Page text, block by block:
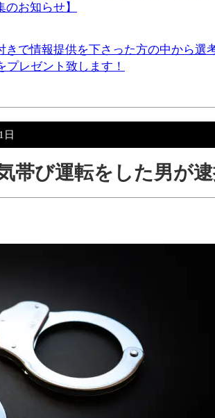
お知らせ】
きで情報提供を下さった方の中から選
プレゼント致します！
日
帯び運転をした男が